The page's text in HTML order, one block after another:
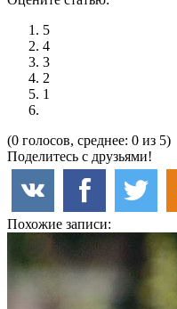
5
4
3
2
1
(0 голосов, среднее: 0 из 5)
Поделитесь с друзьями!
Похожие записи: